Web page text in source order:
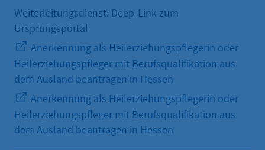
Weiterleitungsdienst: Deep-Link zum
Ursprungsportal
Anerkennung als Heilerziehungspflegerin oder
Heilerziehungspfleger mit Berufsqualifikation aus
dem Ausland beantragen in Hessen
Anerkennung als Heilerziehungspflegerin oder
Heilerziehungspfleger mit Berufsqualifikation aus
dem Ausland beantragen in Hessen